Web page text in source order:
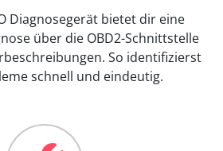
Diagnosegerät bietet dir eine
über die OBD2-Schnittstelle
So identifizierst
schnell und eindeutig.